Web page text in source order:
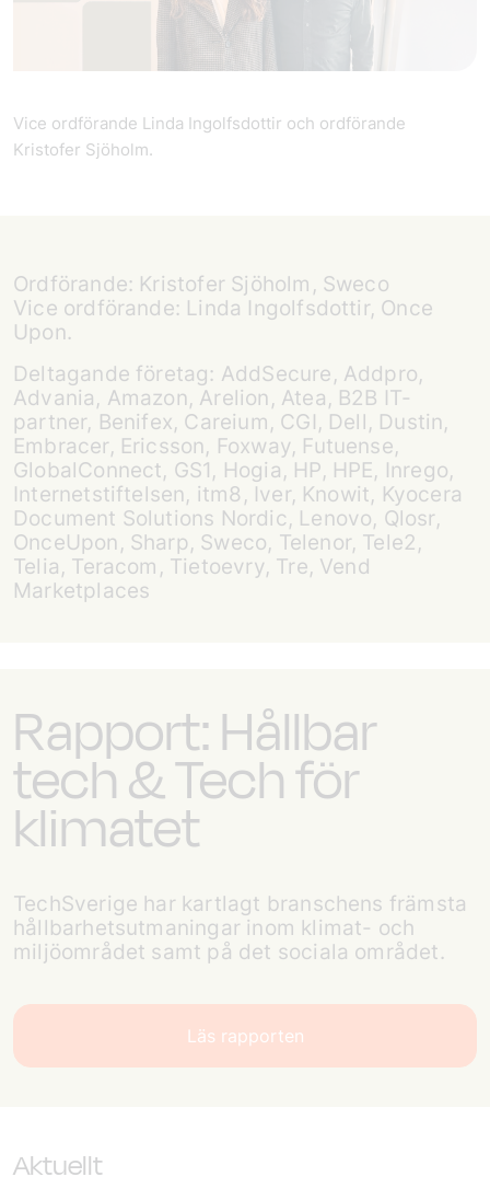
Vice ordförande Linda Ingolfsdottir och ordförande
Kristofer Sjöholm.
Ordförande: Kristofer Sjöholm, Sweco
Vice ordförande: Linda Ingolfsdottir, Once
Upon.
Deltagande företag: AddSecure, Addpro,
Advania, Amazon, Arelion, Atea, B2B IT-
partner, Benifex, Careium, CGI, Dell, Dustin,
Embracer, Ericsson, Foxway, Futuense,
GlobalConnect, GS1, Hogia, HP, HPE, Inrego,
Internetstiftelsen, itm8, Iver, Knowit, Kyocera
Document Solutions Nordic, Lenovo, Qlosr,
OnceUpon, Sharp, Sweco, Telenor, Tele2,
Telia, Teracom, Tietoevry, Tre, Vend
Marketplaces
Rapport: Hållbar
tech & Tech för
klimatet
TechSverige har kartlagt branschens främsta
hållbarhetsutmaningar inom klimat- och
miljöområdet samt på det sociala området.
Läs rapporten
Aktuellt